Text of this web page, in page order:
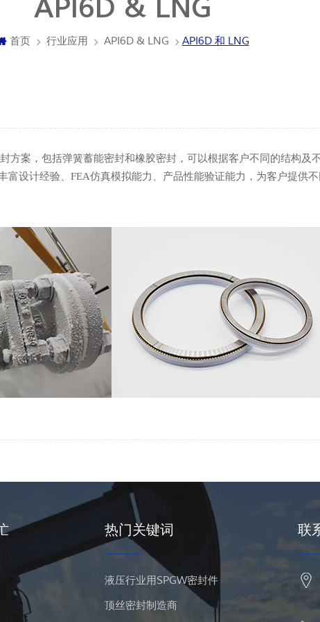
API6D & LNG
首页 行业应用 API6D & LNG API6D 和 LNG
方案，包括弹簧蓄能密封和橡胶密封，可以根据客户不同的结构及
设计经验、FEA仿真模拟能力、产品性能验证能力，为客户提供
热门关键词
液压行业用SPGW密封件
顶丝密封制造商
联